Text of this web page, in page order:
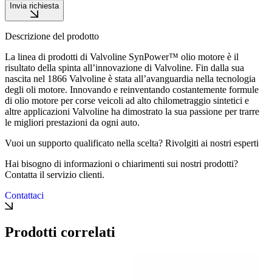
Invia richiesta
Descrizione del prodotto
La linea di prodotti di Valvoline SynPower™ olio motore è il
risultato della spinta all’innovazione di Valvoline. Fin dalla sua
nascita nel 1866 Valvoline è stata all’avanguardia nella tecnologia
degli oli motore. Innovando e reinventando costantemente formule
di olio motore per corse veicoli ad alto chilometraggio sintetici e
altre applicazioni Valvoline ha dimostrato la sua passione per trarre
le migliori prestazioni da ogni auto.
Vuoi un supporto qualificato nella scelta? Rivolgiti ai nostri esperti
Hai bisogno di informazioni o chiarimenti sui nostri prodotti?
Contatta il servizio clienti.
Contattaci
Prodotti correlati